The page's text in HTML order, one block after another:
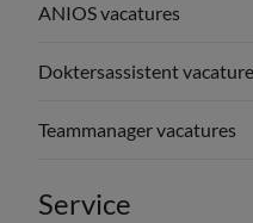
ANIOS vacatures
Doktersassistent
Teammanager vacatures
Service